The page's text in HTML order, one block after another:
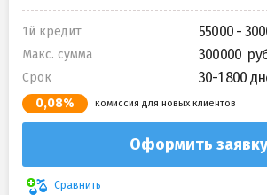
1й кредит 55000 -
Макс. сумма 300000
Срок 30-1 800
0,08% комиссия для новых клиентов
Оформить заявку
Сравнить